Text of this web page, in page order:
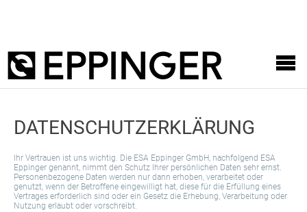
DATENSCHUTZERKLÄRUNG
Ihr Vertrauen ist uns wichtig. Die ESA Eppinger GmbH, nachfolgend ESA
Eppinger genannt, nimmt den Schutz Ihrer persönlichen Daten sehr ernst.
Personenbezogene Daten werden nur dann erhoben, verarbeitet oder
genutzt, wenn der Betroffene eingewilligt hat, diese für die Erfüllung eines
Vertrages erforderlich sind oder ein Gesetz die Erhebung, Verarbeitung oder
Nutzung erlaubt oder vorschreibt.